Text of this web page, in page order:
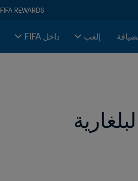
FIFA REWARDS
إلعب داخل FIFA